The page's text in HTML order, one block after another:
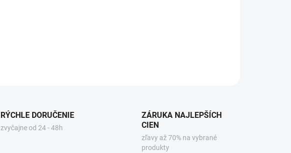
RÝCHLE DORUČENIE
zvyčajne od 24 - 48h
ZÁRUKA NAJLEPŠÍCH
CIEN
zľavy až 70% na vybrané
produkty